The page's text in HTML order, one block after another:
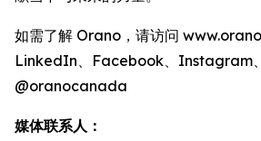
如需了解 Orano，请访问
LinkedIn、Facebook、Instagram
@oranocanada
媒体联系人：